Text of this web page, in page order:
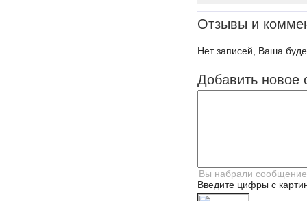
Отзывы и
Нет записей, Ваша
Добавить новое
Введите цифры с